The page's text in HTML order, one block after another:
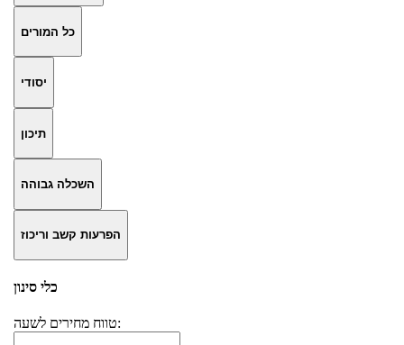
כל המורים
יסודי
תיכון
השכלה גבוהה
הפרעות קשב וריכוז
כלי סינון
טווח מחירים לשעה: